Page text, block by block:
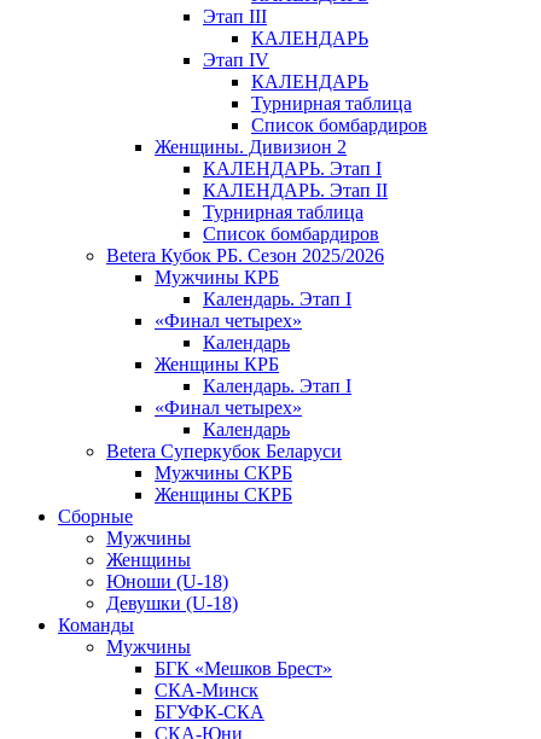
Этап III
КАЛЕНДАРЬ
Этап IV
КАЛЕНДАРЬ
Турнирная таблица
Список бомбардиров
Женщины. Дивизион 2
КАЛЕНДАРЬ. Этап I
КАЛЕНДАРЬ. Этап II
Турнирная таблица
Список бомбардиров
Betera Кубок РБ. Сезон 2025/2026
Мужчины КРБ
Календарь. Этап I
«Финал четырех»
Календарь
Женщины КРБ
Календарь. Этап I
«Финал четырех»
Календарь
Betera Суперкубок Беларуси
Мужчины СКРБ
Женщины СКРБ
Сборные
Мужчины
Женщины
Юноши (U-18)
Девушки (U-18)
Команды
Мужчины
БГК «Мешков Брест»
СКА-Минск
БГУФК-СКА
СКА-Юни